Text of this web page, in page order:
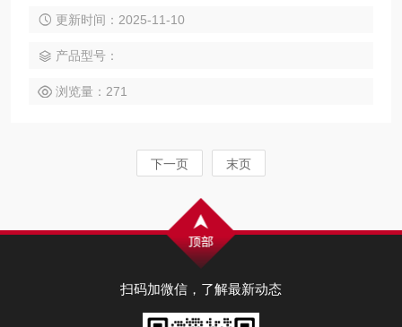
用于能源装备、船舶制造、轨道交通、模具钢件、工程机械、
及多面联动加工。整机支持模块化定制，可根据工件重量、加
工区域与工艺特性灵活选配。
更新时间：2025-11-10
产品型号：
浏览量：271
下一页 末页
扫码加微信，了解最新动态